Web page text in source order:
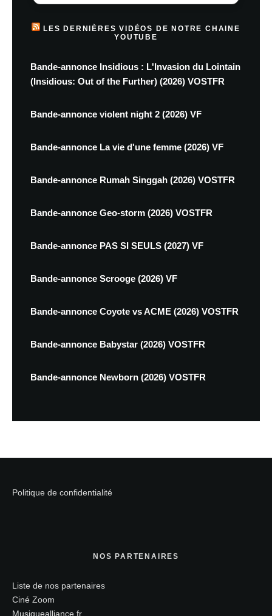
LES DERNIÈRES VIDÉOS DE NOTRE CHAINE
YOUTUBE
Bande-annonce Insidious : L'Invasion du Lointain
(Insidious: Out of the Further) (2026) VOSTFR
Bande-annonce violent night 2 (2026) VF
Bande-annonce La vie d'une femme (2026) VF
Bande-annonce Rumah Singgah (2026) VOSTFR
Bande-annonce Geo-storm (2026) VOSTFR
Bande-annonce PAS SI SEULS (2027) VF
Bande-annonce Scrooge (2026) VF
Bande-annonce Coyote vs ACME (2026) VOSTFR
Bande-annonce Babystar (2026) VOSTFR
Bande-annonce Newborn (2026) VOSTFR
Politique de confidentialité
NOS PARTENAIRES
Liste de nos partenaires
Ciné Zoom
Musiquealliance.fr